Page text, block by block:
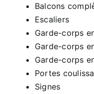
Balcons
Escaliers
Garde-corps
Garde-corps
Garde-corps
Portes
Signes